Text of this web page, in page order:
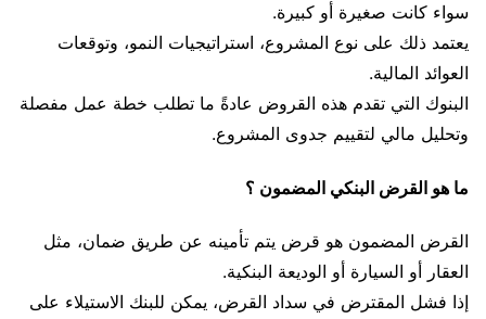
سواء كانت صغيرة أو كبيرة.
يعتمد ذلك على نوع المشروع، استراتيجيات النمو، وتوقعات
العوائد المالية.
البنوك التي تقدم هذه القروض عادةً ما تطلب خطة عمل مفصلة
وتحليل مالي لتقييم جدوى المشروع.
ما هو القرض البنكي المضمون ؟
القرض المضمون هو قرض يتم تأمينه عن طريق ضمان، مثل
العقار أو السيارة أو الوديعة البنكية.
إذا فشل المقترض في سداد القرض، يمكن للبنك الاستيلاء على